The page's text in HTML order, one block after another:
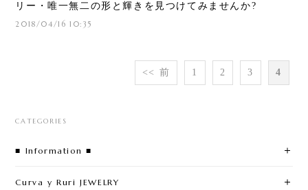
リー・唯一無二の形と輝きを見つけてみませんか?
2018/04/16 10:35
<< 前 1 2 3 4
CATEGORIES
■ Information ■
Curva y Ruri JEWELRY